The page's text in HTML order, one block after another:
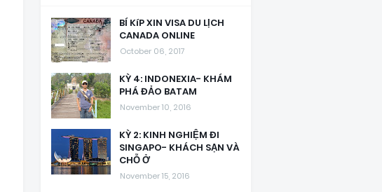
BÍ KíP XIN VISA DU LỊCH
CANADA ONLINE
October 06, 2017
KỲ 4: INDONEXIA- KHÁM
PHÁ ĐẢO BATAM
November 10, 2016
KỲ 2: KINH NGHIỆM ĐI
SINGAPO- KHÁCH SẠN VÀ
CHỖ Ở
November 15, 2016